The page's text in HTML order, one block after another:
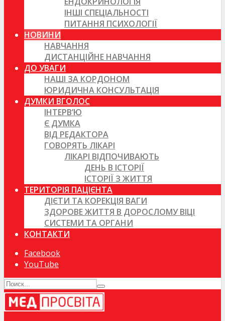
ІНШІ СПЕЦІАЛЬНОСТІ
ПИТАННЯ ПСИХОЛОГІЇ
НОВИНИ
НАВЧАННЯ
ДИСТАНЦІЙНЕ НАВЧАННЯ
ДО УВАГИ
НАШІ ЗА КОРДОНОМ
ЮРИДИЧНА КОНСУЛЬТАЦІЯ
ДУМКИ ВГОЛОС
ІНТЕРВ’Ю
Є ДУМКА
ВІД РЕДАКТОРА
ГОВОРЯТЬ ЛІКАРІ
ЛІКАРІ ВІДПОЧИВАЮТЬ
ДЕНЬ В ІСТОРІЇ
ІСТОРІЇ З ЖИТТЯ
ТЕРИТОРІЯ ПАЦІЄНТА
ДІЄТИ ТА КОРЕКЦІЯ ВАГИ
ЗДОРОВЕ ЖИТТЯ В ДОРОСЛОМУ ВІЦІ
СИСТЕМИ ТА ОРГАНИ
КОНТАКТИ
Facebook
YouTube